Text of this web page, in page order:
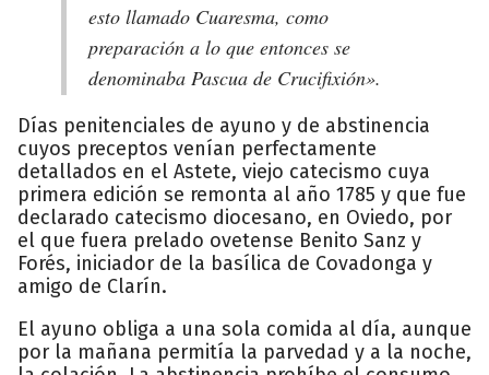
esto llamado Cuaresma, como
preparación a lo que entonces se
denominaba Pascua de Crucifixión».
Días penitenciales de ayuno y de abstinencia
cuyos preceptos venían perfectamente
detallados en el Astete, viejo catecismo cuya
primera edición se remonta al año 1785 y que fue
declarado catecismo diocesano, en Oviedo, por
el que fuera prelado ovetense Benito Sanz y
Forés, iniciador de la basílica de Covadonga y
amigo de Clarín.
El ayuno obliga a una sola comida al día, aunque
por la mañana permitía la parvedad y a la noche,